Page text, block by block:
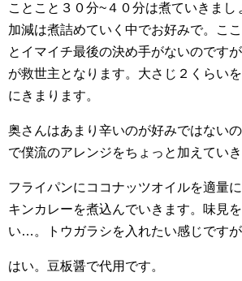
ことこと３０分~４０分は煮ていきまし
加減は煮詰めていく中でお好みで。こ
とイマイチ最後の決め手がないのです
が救世主となります。大さじ２くらい
にきまります。
奥さんはあまり辛いのが好みではない
で僕流のアレンジをちょっと加えていき
フライパンにココナッツオイルを適量
キンカレーを煮込んでいきます。味見
い…。トウガラシを入れたい感じです
はい。豆板醤で代用です。